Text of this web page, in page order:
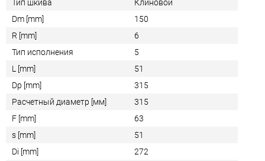
Тип шкива
Клиновой
Dm [mm]
150
R [mm]
6
Тип исполнения
5
L [mm]
51
Dp [mm]
315
Расчетный диаметр [мм]
315
F [mm]
63
s [mm]
51
Di [mm]
272